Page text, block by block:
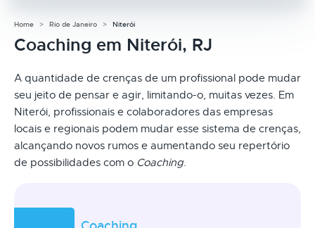
Home Rio de Janeiro Niterói
Coaching em Niterói, RJ
A quantidade de crenças de um profissional pode mudar
seu jeito de pensar e agir, limitando-o, muitas vezes. Em
Niterói, profissionais e colaboradores das empresas
locais e regionais podem mudar esse sistema de crenças,
alcançando novos rumos e aumentando seu repertório
de possibilidades com o Coaching.